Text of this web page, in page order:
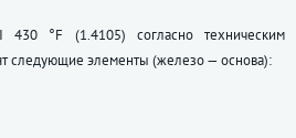
°F (1.4105) согласно техническим
следующие элементы (железо — основа):